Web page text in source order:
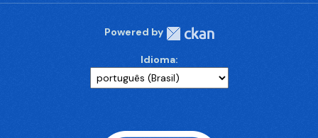
Powered by
Idioma